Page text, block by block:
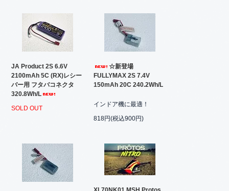
JA Product 2S 6.6V
2100mAh 5C (RX)レシー
バー用 フタバコネクタ
320.8Wh/L
SOLD OUT
☆新登場
FULLYMAX 2S 7.4V
150mAh 20C 240.2Wh/L
インドア機に最適！
818円(税込900円)